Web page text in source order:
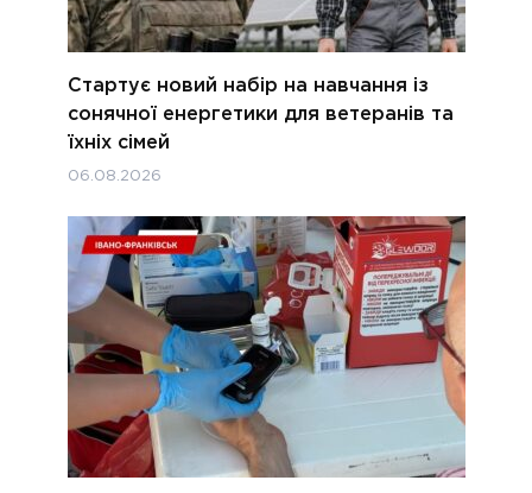
Стартує новий набір на навчання із
сонячної енергетики для ветеранів та
їхніх сімей
06.08.2026